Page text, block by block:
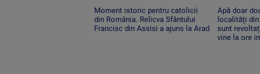
Moment istoric pentru catolicii
din România. Relicva Sfântului
Francisc din Assisi a ajuns la Arad
Apă doar
localități
sunt
vine la ore